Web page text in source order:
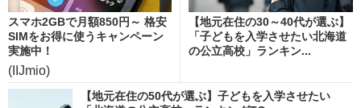
スマホ2GBで月額850円～ 格安
SIMをお得に使うキャンペーン
実施中！
(IIJmio)
【地元在住の30～40代が選ぶ】
「子どもを入学させたい北海道
の公立高校」ランキン...
【地元在住の50代が選ぶ】子どもを入学させたい